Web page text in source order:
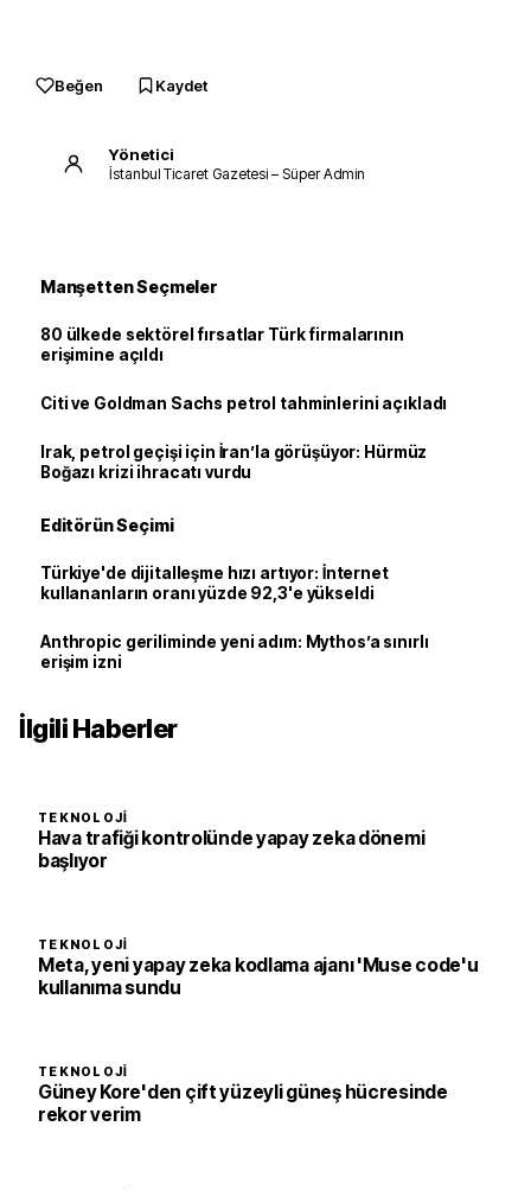
Beğen Kaydet
Yönetici
İstanbul Ticaret Gazetesi – Süper Admin
Manşetten Seçmeler
80 ülkede sektörel fırsatlar Türk firmalarının
erişimine açıldı
Citi ve Goldman Sachs petrol tahminlerini açıkladı
Irak, petrol geçişi için İran’la görüşüyor: Hürmüz
Boğazı krizi ihracatı vurdu
Editörün Seçimi
Türkiye'de dijitalleşme hızı artıyor: İnternet
kullananların oranı yüzde 92,3'e yükseldi
Anthropic geriliminde yeni adım: Mythos’a sınırlı
erişim izni
İlgili Haberler
TEKNOLOJI
Hava trafiği kontrolünde yapay zeka dönemi
başlıyor
TEKNOLOJI
Meta, yeni yapay zeka kodlama ajanı 'Muse code'u
kullanıma sundu
TEKNOLOJI
Güney Kore'den çift yüzeyli güneş hücresinde
rekor verim